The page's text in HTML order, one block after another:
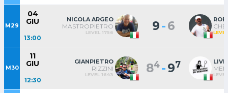
M29
04
GIU
13:00
NICOLA ARGEO
MASTROPIETRO
LEVEL 1756 9-6
M30
11
GIU
12:30
GIANPIETRO
RIZZINI
LEVEL 1643 84 -97